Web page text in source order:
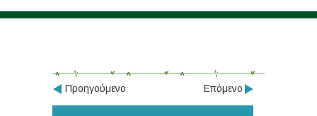
Προηγούμενο Επόμενο